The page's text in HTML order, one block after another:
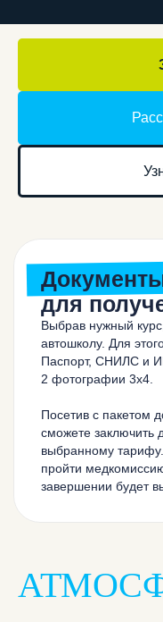
для
Выбрав нужный
автошколу. Для
Паспорт, СНИЛС и
2 фотографии 3х4.
Посетив с пакетом
сможете заключить
выбранному
пройти
завершении будет
Центральный
пр-т Красный, 200 оф.